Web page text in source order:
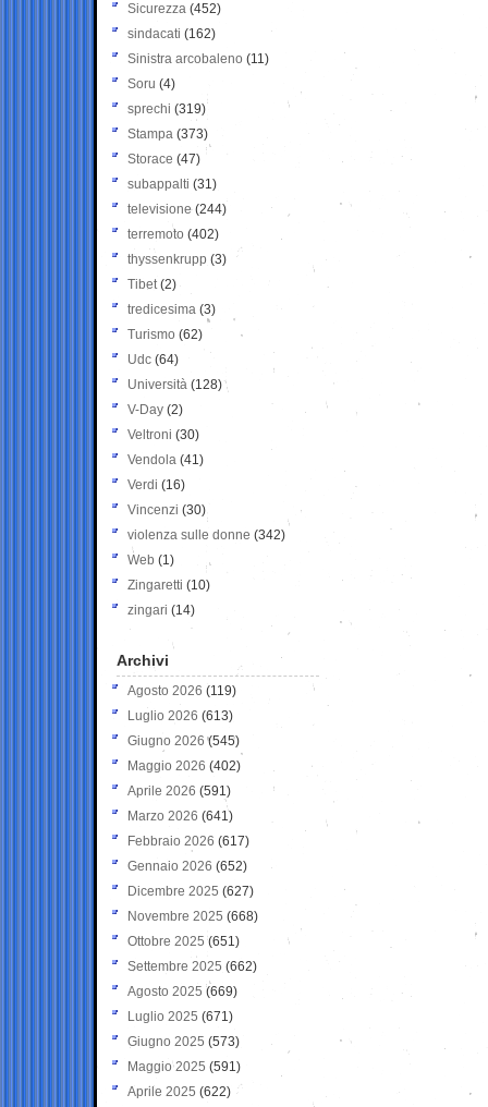
Sicurezza (452)
sindacati (162)
Sinistra arcobaleno (11)
Soru (4)
sprechi (319)
Stampa (373)
Storace (47)
subappalti (31)
televisione(244)
terremoto (402)
thyssenkrupp (3)
Tibet(2)
tredicesima (3)
Turismo (62)
Udc (64)
Università (128)
V-Day (2)
Veltroni (30)
Vendola (41)
Verdi (16)
Vincenzi (30)
violenza sulle donne (342)
Web (1)
Zingaretti (10)
zingari (14)
Archivi
Agosto 2026 (119)
Luglio 2026 (613)
Giugno 2026 (545)
Maggio 2026 (402)
Aprile 2026 (591)
Marzo 2026 (641)
Febbraio 2026 (617)
Gennaio 2026 (652)
Dicembre 2025 (627)
Novembre 2025 (668)
Ottobre 2025 (651)
Settembre 2025 (662)
Agosto 2025 (669)
Luglio 2025 (671)
Giugno 2025 (573)
Maggio 2025 (591)
Aprile 2025 (622)